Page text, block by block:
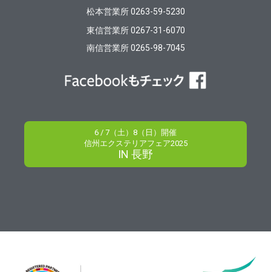
松本営業所 0263-59-5230
東信営業所 0267-31-6070
南信営業所 0265-98-7045
6 / 7（土）8（日）開催
信州エクステリアフェア2025
IN 長野